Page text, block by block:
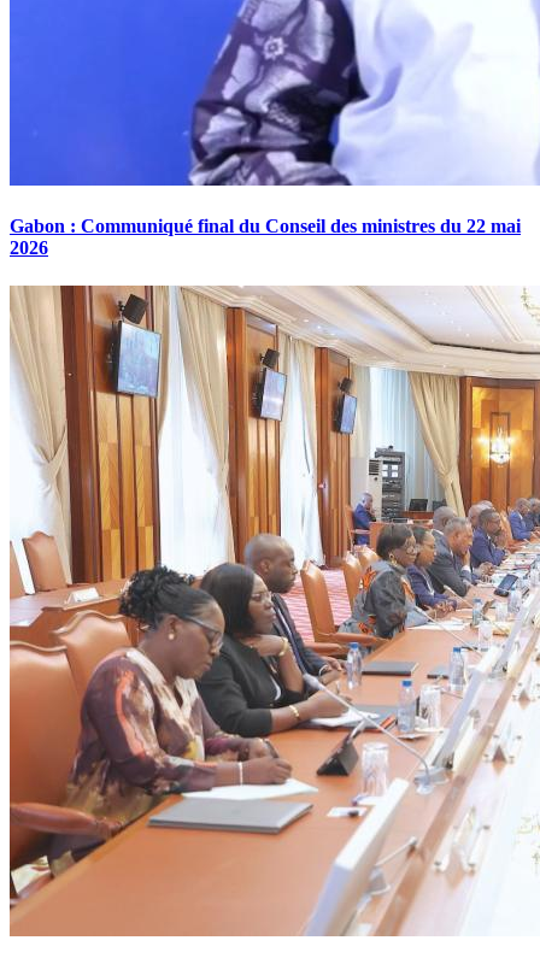
Gabon : Communiqué final du Conseil des ministres du 22 mai
2026